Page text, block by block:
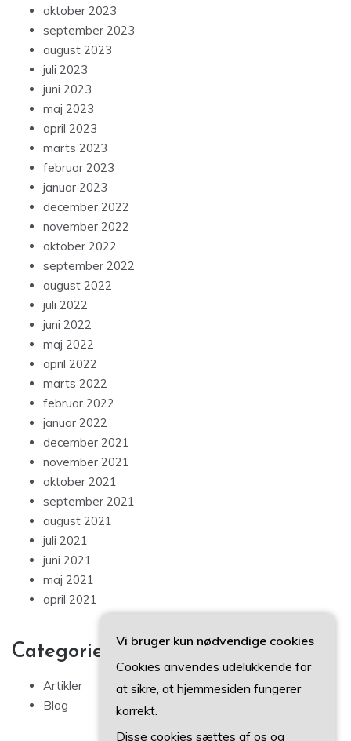
oktober 2023
september 2023
august 2023
juli 2023
juni 2023
maj 2023
april 2023
marts 2023
februar 2023
januar 2023
december 2022
november 2022
oktober 2022
september 2022
august 2022
juli 2022
juni 2022
maj 2022
april 2022
marts 2022
februar 2022
januar 2022
december 2021
november 2021
oktober 2021
september 2021
august 2021
juli 2021
juni 2021
maj 2021
april 2021
Categories
Artikler
Blog
Vi bruger kun nødvendige cookies
Cookies anvendes udelukkende for
at sikre, at hjemmesiden fungerer
korrekt.
Disse cookies sættes af os og